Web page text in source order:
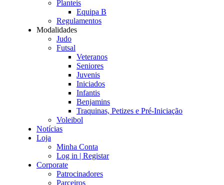
Planteis
Equipa B
Regulamentos
Modalidades
Judo
Futsal
Veteranos
Seniores
Juvenis
Iniciados
Infantis
Benjamins
Traquinas, Petizes e Pré-Iniciação
Voleibol
Notícias
Loja
Minha Conta
Log in | Registar
Corporate
Patrocinadores
Parceiros